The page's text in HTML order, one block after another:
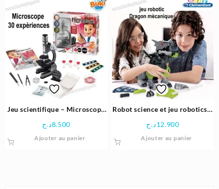
ancien
Jeu scientifique – Microscope
8.500د.ج
Ajouter au panier
Robot science et jeu robotics –
Clementoni
12.900د.ج
Ajouter au panier